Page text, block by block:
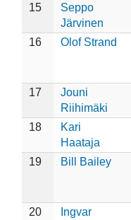
15
Seppo
Järvinen
16 Olof Strand
17
Jouni
Riihimäki
18
Kari
Haataja
19
Bill Bailey
20
Ingvar